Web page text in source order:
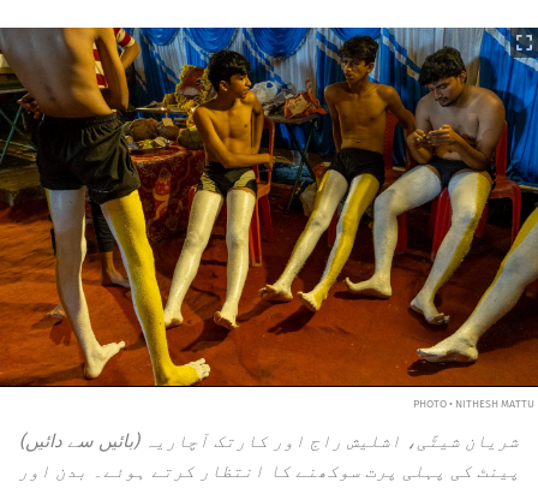
PHOTO • NITHESH MATTU
(بائیں سے دائیں) شریان شیٹّی، اشلیش راج اور کارتک آچاریہ
پینٹ کی پہلی پرت سوکھنے کا انتظار کرتے ہوئے۔ بدن اور